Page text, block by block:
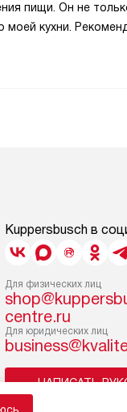
пищи. Он не
моей кухни.
Kuppersbusch в
Для физических лиц
centre.ru
Для юридических лиц
НАПИСАТЬ